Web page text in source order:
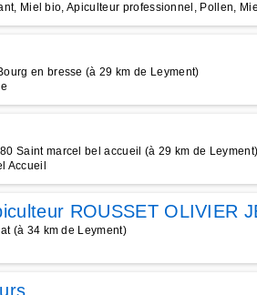
Miel bio, Apiculteur professionnel, Pollen,
en bresse (à 29 km de Leyment)
Saint marcel bel accueil (à 29 km de Leyment)
Accueil
ROUSSET OLIVIER
(à 34 km de Leyment)